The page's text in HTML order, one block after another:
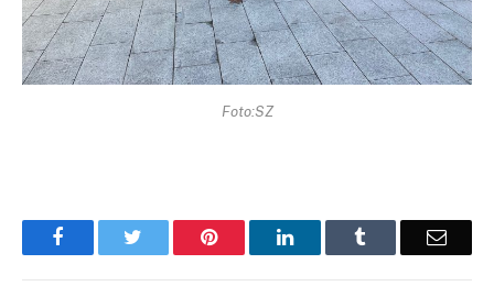
Foto:SZ
Facebook Pinterest LinkedIn Email